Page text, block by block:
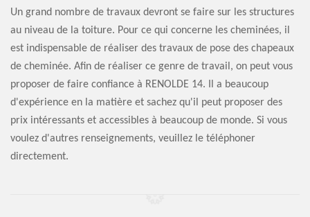
Un grand nombre de travaux devront se faire sur les structures
au niveau de la toiture. Pour ce qui concerne les cheminées, il
est indispensable de réaliser des travaux de pose des chapeaux
de cheminée. Afin de réaliser ce genre de travail, on peut vous
proposer de faire confiance à RENOLDE 14. Il a beaucoup
d'expérience en la matière et sachez qu'il peut proposer des
prix intéressants et accessibles à beaucoup de monde. Si vous
voulez d'autres renseignements, veuillez le téléphoner
directement.